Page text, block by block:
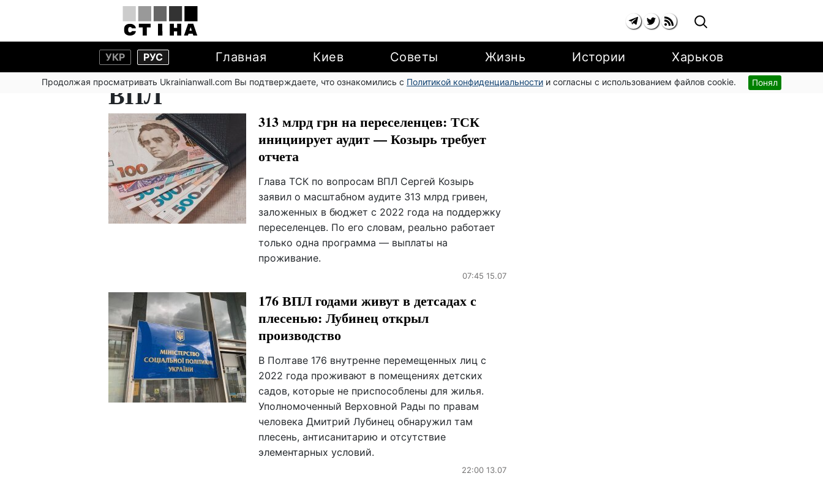
УКР РУС Главная Киев Советы Жизнь Истории Харьков
Продолжая просматривать Ukrainianwall.com Вы подтверждаете, что ознакомились с Политикой конфиденциальности и согласны с использованием файлов cookie. Понял
ВПЛ
313 млрд грн на переселенцев: ТСК
инициирует аудит — Козырь требует
отчета
Глава ТСК по вопросам ВПЛ Сергей Козырь
заявил о масштабном аудите 313 млрд гривен,
заложенных в бюджет с 2022 года на поддержку
переселенцев. По его словам, реально работает
только одна программа — выплаты на
проживание.
07:45 15.07
176 ВПЛ годами живут в детсадах с
плесенью: Лубинец открыл
производство
В Полтаве 176 внутренне перемещенных лиц с
2022 года проживают в помещениях детских
садов, которые не приспособлены для жилья.
Уполномоченный Верховной Рады по правам
человека Дмитрий Лубинец обнаружил там
плесень, антисанитарию и отсутствие
элементарных условий.
22:00 13.07